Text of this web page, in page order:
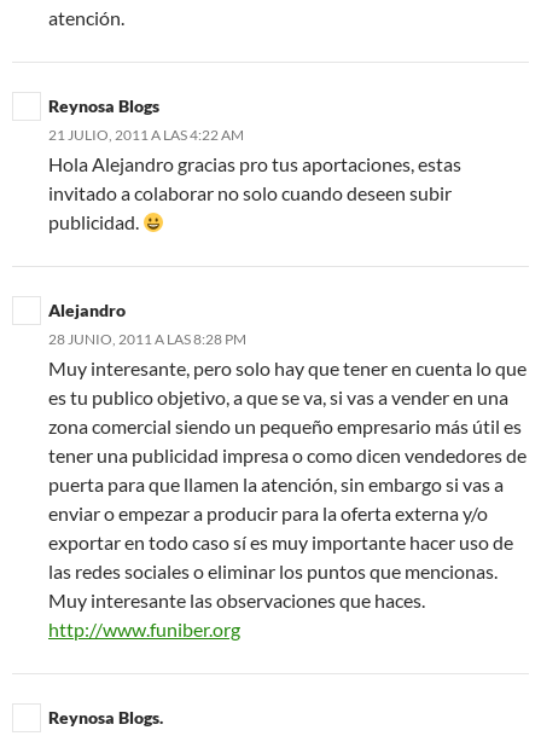
atención.
Reynosa Blogs
21 JULIO, 2011 A LAS 4:22 AM
Hola Alejandro gracias pro tus aportaciones, estas
invitado a colaborar no solo cuando deseen subir
publicidad.
Alejandro
28 JUNIO, 2011 A LAS 8:28 PM
Muy interesante, pero solo hay que tener en cuenta lo que
es tu publico objetivo, a que se va, si vas a vender en una
zona comercial siendo un pequeño empresario más útil es
tener una publicidad impresa o como dicen vendedores de
puerta para que llamen la atención, sin embargo si vas a
enviar o empezar a producir para la oferta externa y/o
exportar en todo caso sí es muy importante hacer uso de
las redes sociales o eliminar los puntos que mencionas.
Muy interesante las observaciones que haces.
http://www.funiber.org
Reynosa Blogs.